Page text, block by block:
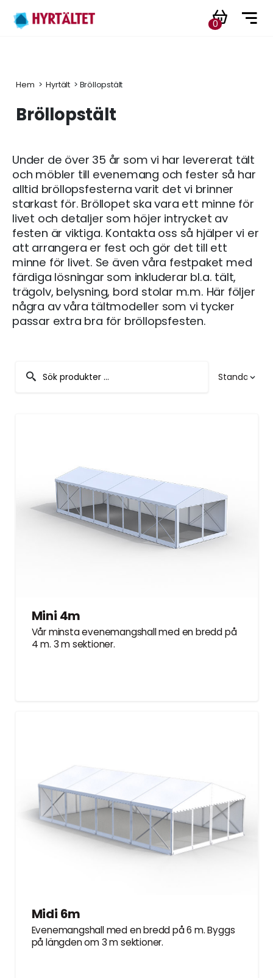
0
Hem > Hyrtält > Bröllopstält
Bröllopstält
Under de över 35 år som vi har levererat tält
och möbler till evenemang och fester så har
alltid bröllopsfesterna varit det vi brinner
starkast för. Bröllopet ska vara ett minne för
livet och detaljer som höjer intrycket av
festen är viktiga. Kontakta oss så hjälper vi er
att arrangera er fest och gör det till ett
minne för livet. Se även våra festpaket med
färdiga lösningar som inkluderar bl.a. tält,
trägolv, belysning, bord stolar m.m. Här följer
några av våra tältmodeller som vi tycker
passar extra bra för bröllopsfesten.
Mini 4m
Vår minsta evenemangshall med en bredd på
4 m. 3 m sektioner.
Midi 6m
Evenemangshall med en bredd på 6 m. Byggs
på längden om 3 m sektioner.